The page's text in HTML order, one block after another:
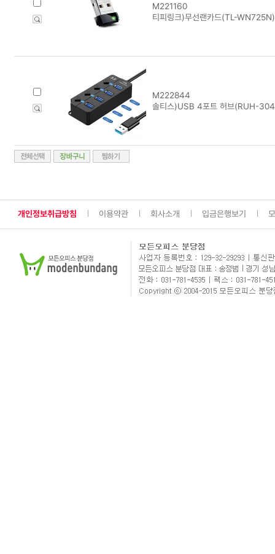
M221160
티피링크)무선랜카드(TL-WN725N)
M222844
솔티스)USB 4포트 허브(RUH-
개인정보취급방침 이용약관 회사소개 입금은행보기